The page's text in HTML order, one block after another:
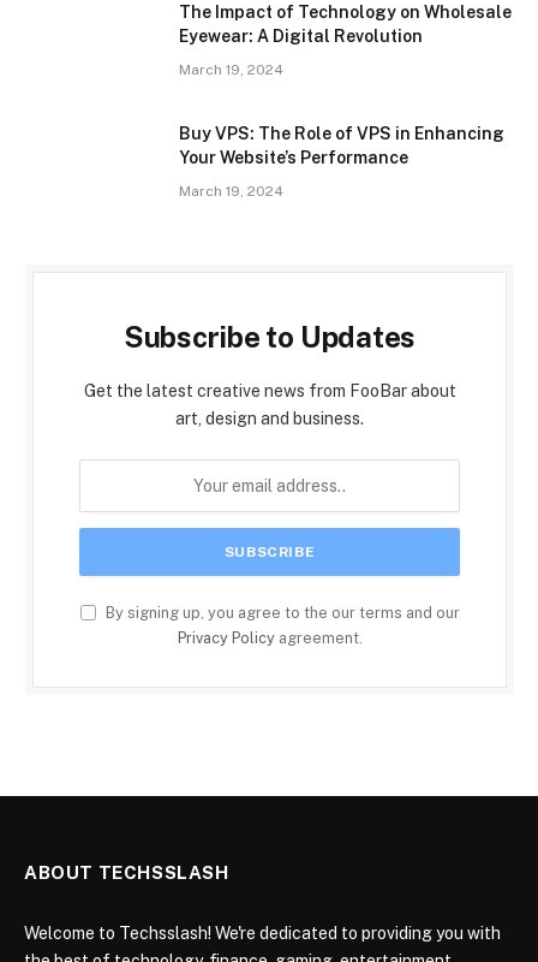
The Impact of Technology on Wholesale
Eyewear: A Digital Revolution
March 19, 2024
Buy VPS: The Role of VPS in Enhancing
Your Website’s Performance
March 19, 2024
Subscribe to Updates
Get the latest creative news from FooBar about
art, design and business.
By signing up, you agree to the our terms and our
Privacy Policyagreement.
ABOUT TECHSSLASH
Welcome to Techsslash! We're dedicated to providing you with